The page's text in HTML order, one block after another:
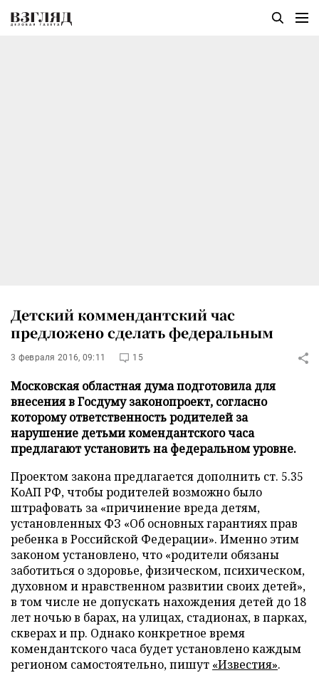
Детский коммендантский час
предложено сделать федеральным
3 февраля 2016, 09:11 15
Московская областная дума подготовила для
внесения в Госдуму законопроект, согласно
которому ответственность родителей за
нарушение детьми комендантского часа
предлагают установить на федеральном уровне.
Проектом закона предлагается дополнить ст. 5.35
КоАП РФ, чтобы родителей возможно было
штрафовать за «причинение вреда детям,
установленных ФЗ «Об основных гарантиях прав
ребенка в Российской Федерации». Именно этим
законом установлено, что «родители обязаны
заботиться о здоровье, физическом, психическом,
духовном и нравственном развитии своих детей»,
в том числе не допускать нахождения детей до 18
лет ночью в барах, на улицах, стадионах, в парках,
скверах и пр. Однако конкретное время
комендантского часа будет установлено каждым
регионом самостоятельно, пишут «Известия».